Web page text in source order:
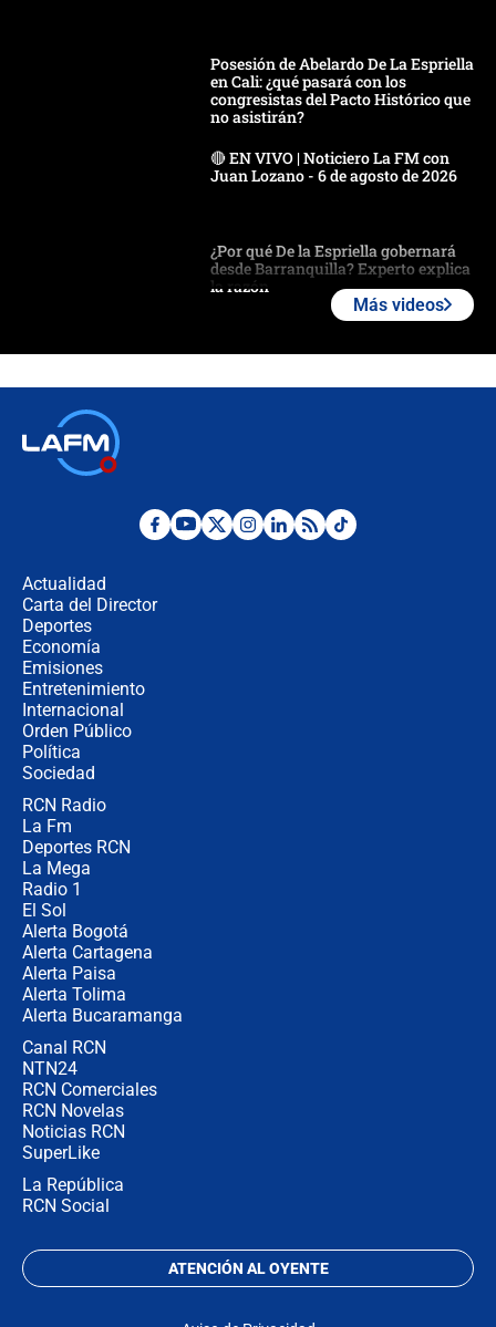
Posesión de Abelardo De La Espriella
en Cali: ¿qué pasará con los
congresistas del Pacto Histórico que
no asistirán?
🔴 EN VIVO | Noticiero La FM con
Juan Lozano - 6 de agosto de 2026
¿Por qué De la Espriella gobernará
desde Barranquilla? Experto explica
la razón
Las razones para escoger al nuevo
Más videos
Actualidad
Carta del Director
Deportes
Economía
Emisiones
Entretenimiento
Internacional
Orden Público
Política
Sociedad
RCN Radio
La Fm
Deportes RCN
La Mega
Radio 1
El Sol
Alerta Bogotá
Alerta Cartagena
Alerta Paisa
Alerta Tolima
Alerta Bucaramanga
Canal RCN
NTN24
RCN Comerciales
RCN Novelas
Noticias RCN
SuperLike
La República
RCN Social
ATENCIÓN AL OYENTE